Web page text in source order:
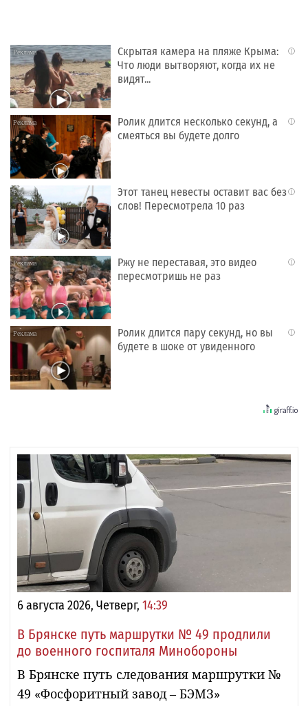
i
Скрытая камера на пляже Крыма:
Что люди вытворяют, когда их не
видят...
i
Ролик длится несколько секунд, а
смеяться вы будете долго
i
Этот танец невесты оставит вас без
слов! Пересмотрела 10 раз
i
Ржу не переставая, это видео
пересмотришь не раз
i
Ролик длится пару секунд, но вы
будете в шоке от увиденного
6 августа 2026, Четверг, 14:39
В Брянске путь маршрутки № 49 продлили
до военного госпиталя Минобороны
В Брянске путь следования маршрутки №
49 «Фосфоритный завод – БЭМЗ»